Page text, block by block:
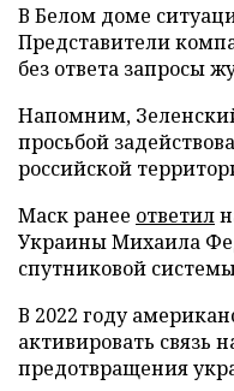
В Белом доме
Представители
без ответа запросы
Напомним,
просьбой
российской
Маск ранее ответил
Украины Михаила
спутниковой
В 2022 году
активировать связь
предотвращения